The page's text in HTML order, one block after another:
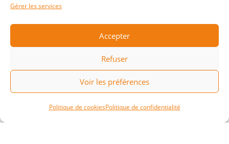
Gérer les services
Accepter
Refuser
Voir les préférences
Politique de cookiesPolitique de confidentialité
et à votre disposition pour en parler !
B